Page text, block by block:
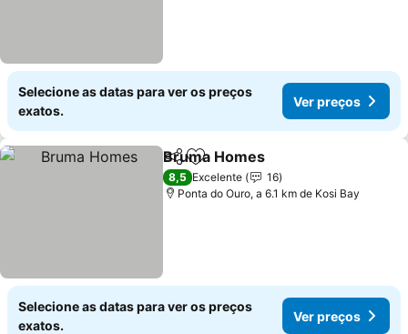
Selecione as datas para ver os preços
exatos.
Ver preços
PartilharAdicionar aos favoritos
Bruma Homes
8,5 Excelente
16
Ponta do Ouro, a 6.1 km de Kosi Bay
Selecione as datas para ver os preços
exatos.
Ver preços